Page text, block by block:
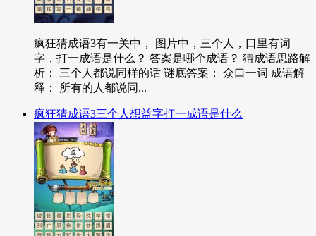
疯狂猜成语3有一关中， 图片中，三个人，口里有词
字，打一成语是什么？ 答案是哪个成语？ 猜成语思路解
析： 三个人都说同样的话 谜底答案： 众口一词 成语解
释： 所有的人都说同...
疯狂猜成语3三个人想益字打一成语是什么